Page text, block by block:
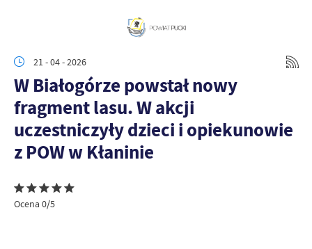
21 - 04 - 2026
W Białogórze powstał nowy
fragment lasu. W akcji
uczestniczyły dzieci i opiekunowie
z POW w Kłaninie
Ocena 0/5